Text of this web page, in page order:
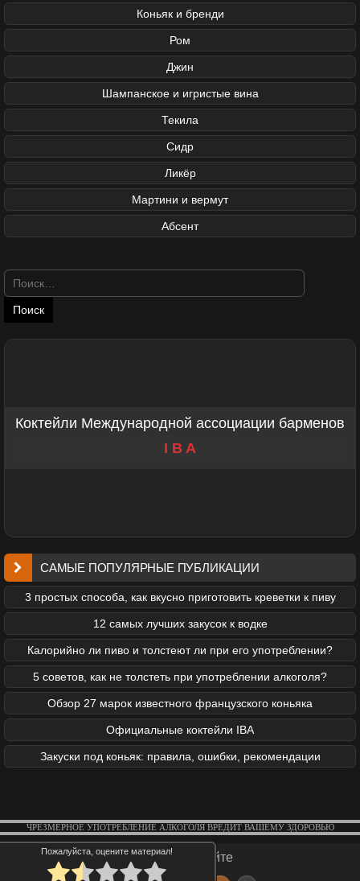
Пожалуйста, оцените материал!
Коньяк и бренди
Ром
Джин
Шампанское и игристые вина
Текила
Сидр
Ликёр
Мартини и вермут
Абсент
Найти:
Коктейли Международной ассоциации барменов
I B A
САМЫЕ ПОПУЛЯРНЫЕ ПУБЛИКАЦИИ
3 простых способа, как вкусно приготовить креветки к пиву
12 самых лучших закусок к водке
Калорийно ли пиво и толстеют ли при его употреблении?
5 советов, как не толстеть при употреблении алкоголя?
Обзор 27 марок известного французского коньяка
Официальные коктейли IBA
Закуски под коньяк: правила, ошибки, рекомендации
ЧРЕЗМЕРНОЕ УПОТРЕБЛЕНИЕ АЛКОГОЛЯ ВРЕДИТ ВАШЕМУ ЗДОРОВЬЮ
Реклама на сайте